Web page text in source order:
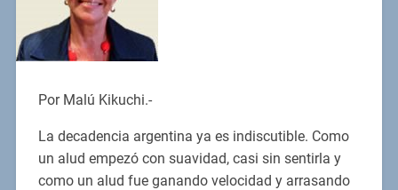
Por Malú Kikuchi.-
La decadencia argentina ya es indiscutible. Como
un alud empezó con suavidad, casi sin sentirla y
como un alud fue ganando velocidad y arrasando